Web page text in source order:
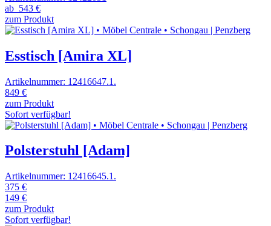
ab 543 €
zum Produkt
Esstisch [Amira XL]
Artikelnummer: 12416647.1.
849 €
zum Produkt
Sofort verfügbar!
Polsterstuhl [Adam]
Artikelnummer: 12416645.1.
375 €
149 €
zum Produkt
Sofort verfügbar!